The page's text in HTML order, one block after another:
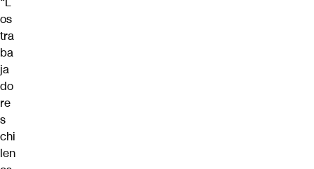
os
tra
ba
ja
do
re
s
chi
len